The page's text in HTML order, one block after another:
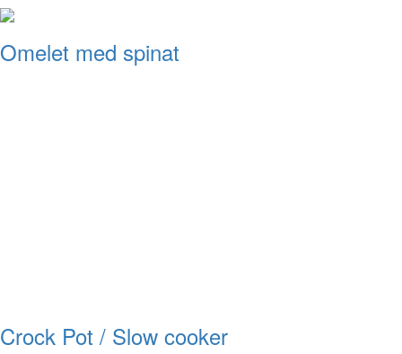
Omelet med spinat
Crock Pot / Slow cooker